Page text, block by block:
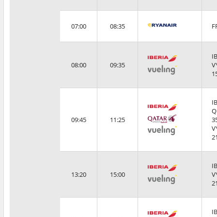
07:00 08:35
08:00 09:35
09:45 11:25
13:20 15:00